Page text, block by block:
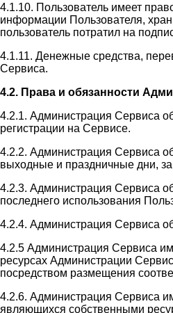
4.1.10. Пользователь имеет
информации Пользователя,
пользователь потратил на
4.1.11. Денежные средства,
Сервиса.
4.2. Права и обязанности
4.2.1. Администрация Сервиса
регистрации на Сервисе.
4.2.2. Администрация Сервиса
выходные и праздничные дни,
4.2.3. Администрация Сервиса
последнего использования
4.2.4. Администрация Сервиса
4.2.5 Администрация Сервиса
ресурсах Администрации
посредством размещения
4.2.6. Администрация Сервиса
являющихся собственными